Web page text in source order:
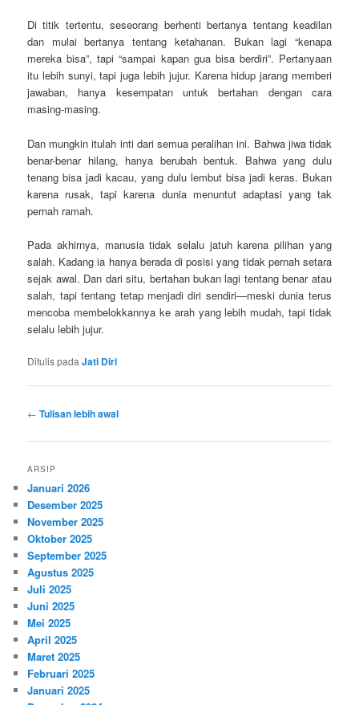
Di titik tertentu, seseorang berhenti bertanya tentang keadilan
dan mulai bertanya tentang ketahanan. Bukan lagi “kenapa
mereka bisa”, tapi “sampai kapan gua bisa berdiri”. Pertanyaan
itu lebih sunyi, tapi juga lebih jujur. Karena hidup jarang memberi
jawaban, hanya kesempatan untuk bertahan dengan cara
masing-masing.
Dan mungkin itulah inti dari semua peralihan ini. Bahwa jiwa tidak
benar-benar hilang, hanya berubah bentuk. Bahwa yang dulu
tenang bisa jadi kacau, yang dulu lembut bisa jadi keras. Bukan
karena rusak, tapi karena dunia menuntut adaptasi yang tak
pernah ramah.
Pada akhirnya, manusia tidak selalu jatuh karena pilihan yang
salah. Kadang ia hanya berada di posisi yang tidak pernah setara
sejak awal. Dan dari situ, bertahan bukan lagi tentang benar atau
salah, tapi tentang tetap menjadi diri sendiri—meski dunia terus
mencoba membelokkannya ke arah yang lebih mudah, tapi tidak
selalu lebih jujur.
Ditulis pada Jati Diri
Navigasi
← Tulisan lebih awal
ARSIP
Januari 2026
Desember 2025
November 2025
Oktober 2025
September 2025
Agustus 2025
Juli 2025
Juni 2025
Mei 2025
April 2025
Maret 2025
Februari 2025
Januari 2025